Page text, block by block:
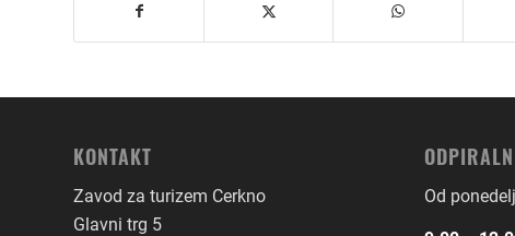
KONTAKT
Zavod za turizem Cerkno
Glavni trg 5
Od